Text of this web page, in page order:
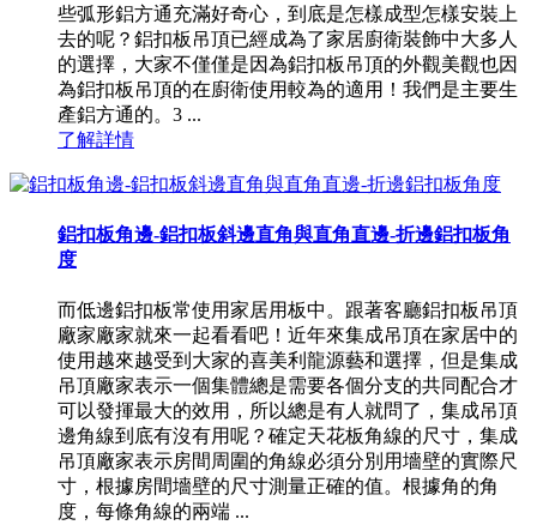
些弧形鋁方通充滿好奇心，到底是怎樣成型怎樣安裝上
去的呢？鋁扣板吊頂已經成為了家居廚衛裝飾中大多人
的選擇，大家不僅僅是因為鋁扣板吊頂的外觀美觀也因
為鋁扣板吊頂的在廚衛使用較為的適用！我們是主要生
產鋁方通的。3 ...
了解詳情
鋁扣板角邊-鋁扣板斜邊直角與直角直邊-折邊鋁扣板角
度
而低邊鋁扣板常使用家居用板中。跟著客廳鋁扣板吊頂
廠家廠家就來一起看看吧！近年來集成吊頂在家居中的
使用越來越受到大家的喜美利龍源藝和選擇，但是集成
吊頂廠家表示一個集體總是需要各個分支的共同配合才
可以發揮最大的效用，所以總是有人就問了，集成吊頂
邊角線到底有沒有用呢？確定天花板角線的尺寸，集成
吊頂廠家表示房間周圍的角線必須分別用墻壁的實際尺
寸，根據房間墻壁的尺寸測量正確的值。根據角的角
度，每條角線的兩端 ...